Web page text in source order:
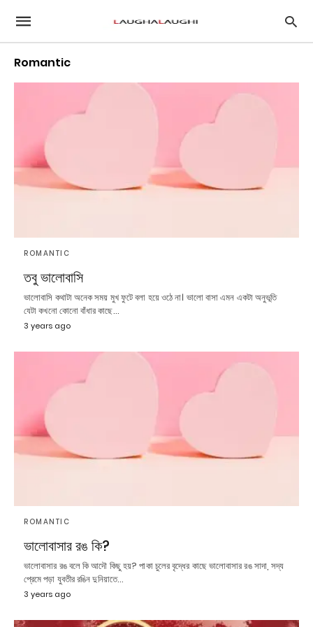
Romantic
ROMANTIC
তবু ভালোবাসি
ভালোবাসি কথাটা অনেক সময় মুখ ফুটে বলা হয়ে ওঠে না। ভালো বাসা এমন একটা অনুভূতি
যেটা কখনো কোনো বাঁধার কাছে…
3 years ago
ROMANTIC
ভালোবাসার রঙ কি?
ভালোবাসার রঙ বলে কি আদৌ কিছু হয়? পাকা চুলের বৃদ্ধের কাছে ভালোবাসার রঙ সাদা, সদ্য
প্রেমে পড়া যুবতীর রঙিন দুনিয়াতে…
3 years ago